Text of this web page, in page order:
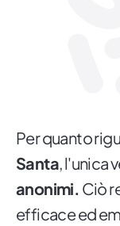
Per quanto
Santa, l'unica
anonimi. Ciò
efficace ed